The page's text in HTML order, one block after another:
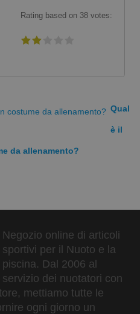
Rating based on 38 votes:
Qual
è il
da allenamento?
Negozio online di articoli
sportivi per il Nuoto e la
piscina. Dal 2006 al
servizio dei nuotatori con
mettiamo tutte le
ogni giorno un